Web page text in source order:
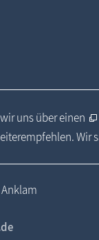
uns über einen
Wir